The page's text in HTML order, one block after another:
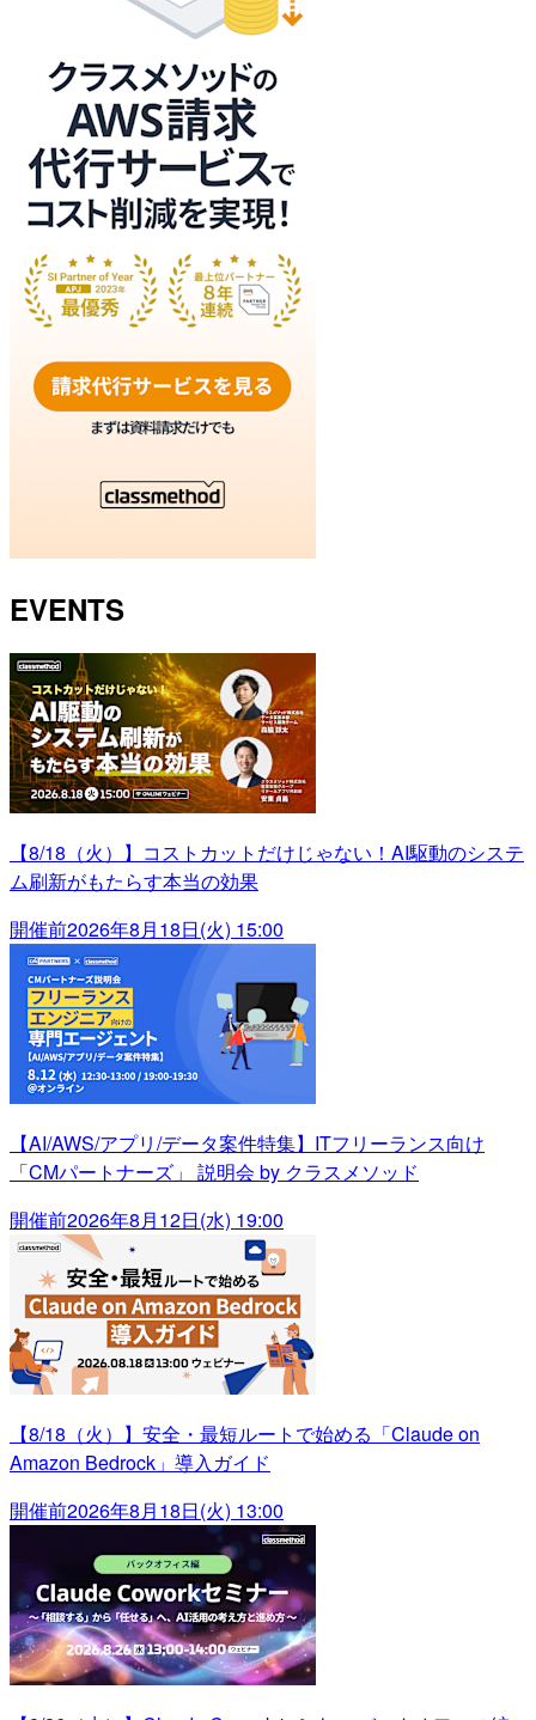
EVENTS
【8/18（火）】コストカットだけじゃない！AI駆動のシステ
ム刷新がもたらす本当の効果
開催前2026年8月18日(火) 15:00
【AI/AWS/アプリ/データ案件特集】ITフリーランス向け
「CMパートナーズ」 説明会 by クラスメソッド
開催前2026年8月12日(水) 19:00
【8/18（火）】安全・最短ルートで始める「Claude on
Amazon Bedrock」導入ガイド
開催前2026年8月18日(火) 13:00